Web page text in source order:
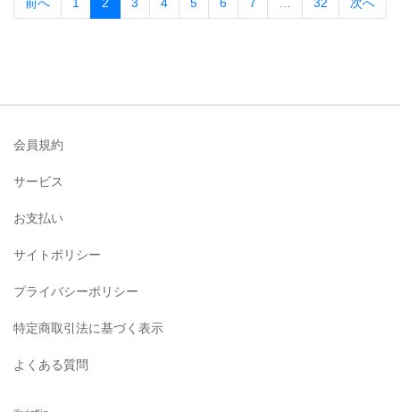
会員規約
サービス
お支払い
サイトポリシー
プライバシーポリシー
特定商取引法に基づく表示
よくある質問